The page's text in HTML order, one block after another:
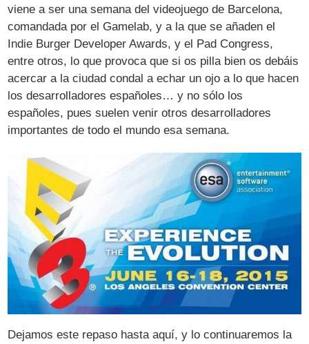
viene a ser una semana del videojuego de Barcelona,
comandada por el Gamelab, y a la que se añaden el
Indie Burger Developer Awards, y el Pad Congress,
entre otros, lo que provoca que si os pilla bien os debáis
acercar a la ciudad condal a echar un ojo a lo que hacen
los desarrolladores españoles… y no sólo los
españoles, pues suelen venir otros desarrolladores
importantes de todo el mundo esa semana.
Dejamos este repaso hasta aquí, y lo continuaremos la